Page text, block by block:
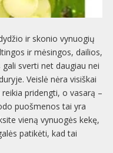
ir skonio vynuogių
ir mėsingos, dailios,
sverti net daugiau nei
Veislė nėra visiškai
pridengti, o vasarą –
puošmenos tai yra
vieną vynuogės kekę,
patikėti, kad tai